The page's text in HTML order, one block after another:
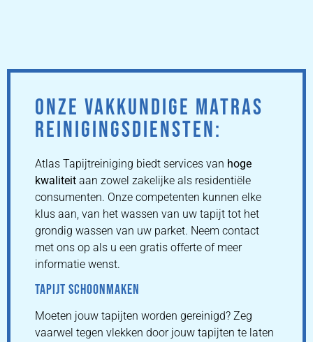
ONZE VAKKUNDIGE MATRAS
REINIGINGSDIENSTEN:
Atlas Tapijtreiniging biedt services van hoge
kwaliteit aan zowel zakelijke als residentiële
consumenten. Onze competenten kunnen elke
klus aan, van het wassen van uw tapijt tot het
grondig wassen van uw parket. Neem contact
met ons op als u een gratis offerte of meer
informatie wenst.
TAPIJT SCHOONMAKEN
Moeten jouw tapijten worden gereinigd? Zeg
vaarwel tegen vlekken door jouw tapijten te laten